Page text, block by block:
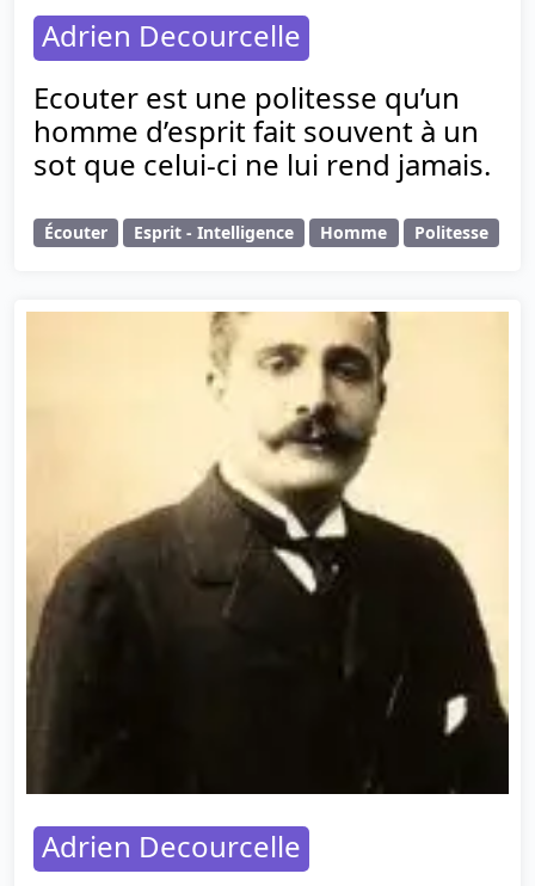
Adrien Decourcelle
Ecouter est une politesse qu’un
homme d’esprit fait souvent à un
sot que celui-ci ne lui rend jamais.
Écouter Esprit - Intelligence Homme Politesse
Adrien Decourcelle